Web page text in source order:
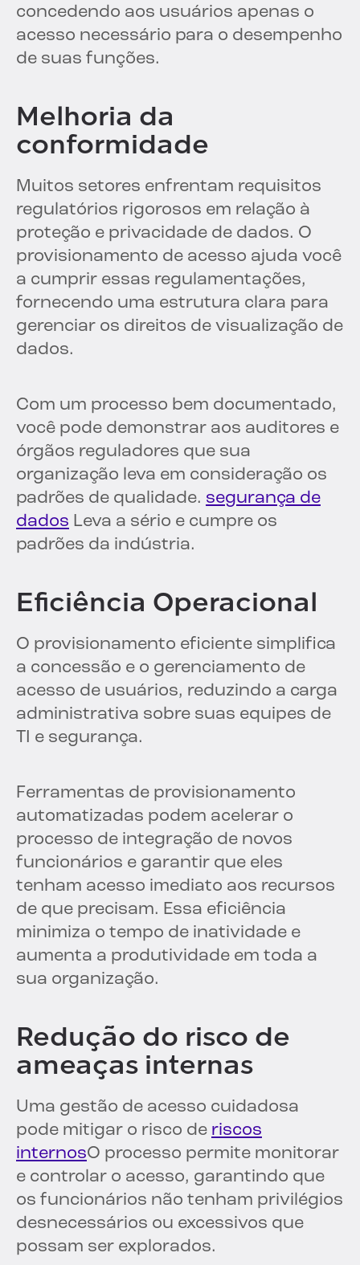
concedendo aos usuários apenas o
acesso necessário para o desempenho
de suas funções.
Melhoria da
conformidade
Muitos setores enfrentam requisitos
regulatórios rigorosos em relação à
proteção e privacidade de dados. O
provisionamento de acesso ajuda você
a cumprir essas regulamentações,
fornecendo uma estrutura clara para
gerenciar os direitos de visualização de
dados.
Com um processo bem documentado,
você pode demonstrar aos auditores e
órgãos reguladores que sua
organização leva em consideração os
padrões de qualidade. segurança de
dados Leva a sério e cumpre os
padrões da indústria.
Eficiência Operacional
O provisionamento eficiente simplifica
a concessão e o gerenciamento de
acesso de usuários, reduzindo a carga
administrativa sobre suas equipes de
TI e segurança.
Ferramentas de provisionamento
automatizadas podem acelerar o
processo de integração de novos
funcionários e garantir que eles
tenham acesso imediato aos recursos
de que precisam. Essa eficiência
minimiza o tempo de inatividade e
aumenta a produtividade em toda a
sua organização.
Redução do risco de
ameaças internas
Uma gestão de acesso cuidadosa
pode mitigar o risco de riscos
internosO processo permite monitorar
e controlar o acesso, garantindo que
os funcionários não tenham privilégios
desnecessários ou excessivos que
possam ser explorados.